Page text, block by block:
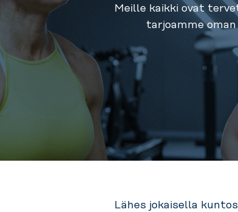
Meille kaikki ovat
tarjoamme
Lähes jokaisella